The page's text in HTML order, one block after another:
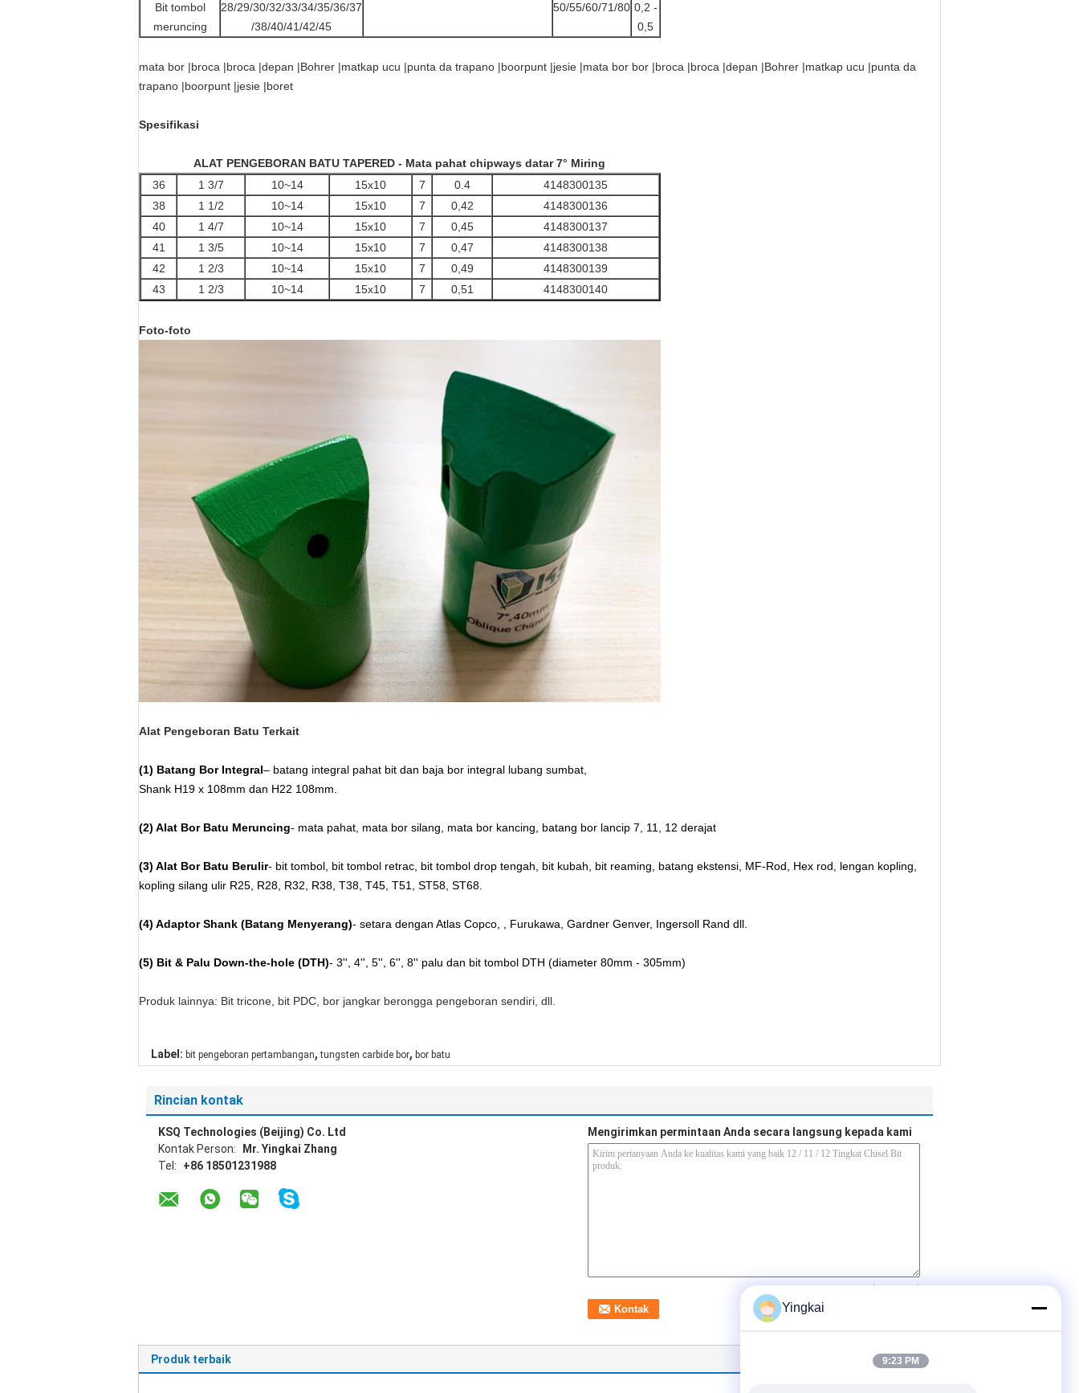
Bit tombol
meruncing
28/29/30/32/33/34/35/36/37
/38/40/41/42/45
50/55/60/71/80 0,2 -
0,5
mata bor |broca |broca |depan |Bohrer |matkap ucu |punta da trapano |boorpunt |jesie |mata bor bor |broca |broca |depan |Bohrer |matkap ucu |punta da
trapano |boorpunt |jesie |boret
Spesifikasi
ALAT PENGEBORAN BATU TAPERED - Mata pahat chipways datar 7° Miring
36
1 3/7 10~14 15x10 7 0.4
4148300135
38
1 1/2 10~14 15x10 7 0,42
4148300136
40
1 4/7 10~14 15x10 7 0,45
4148300137
41
1 3/5 10~14 15x10 7 0,47
4148300138
42
1 2/3 10~14 15x10 7 0,49
4148300139
43
1 2/3 10~14 15x10 7 0,51 4148300140
Foto-foto
Alat Pengeboran Batu Terkait
(1) Batang Bor Integral– batang integral pahat bit dan baja bor integral lubang sumbat,
Shank H19 x 108mm dan H22 108mm.
(2) Alat Bor Batu Meruncing- mata pahat, mata bor silang, mata bor kancing, batang bor lancip 7, 11, 12 derajat
(3) Alat Bor Batu Berulir- bit tombol, bit tombol retrac, bit tombol drop tengah, bit kubah, bit reaming, batang ekstensi, MF-Rod, Hex rod, lengan kopling,
kopling silang ulir R25, R28, R32, R38, T38, T45, T51, ST58, ST68.
(4) Adaptor Shank (Batang Menyerang)- setara dengan Atlas Copco, , Furukawa, Gardner Genver, Ingersoll Rand dll.
(5) Bit & Palu Down-the-hole (DTH)- 3'', 4'', 5'', 6'', 8'' palu dan bit tombol DTH (diameter 80mm - 305mm)
Produk lainnya: Bit tricone, bit PDC, bor jangkar berongga pengeboran sendiri, dll.
Label: bit pengeboran pertambangan, tungsten carbide bor, bor batu
Rincian kontak
KSQ Technologies (Beijing) Co. Ltd
Kontak Person:
Mr. Yingkai Zhang
Tel:
+86 18501231988
Mengirimkan permintaan Anda secara langsung kepada kami
Produk terbaik
Yingkai
9:23 PM